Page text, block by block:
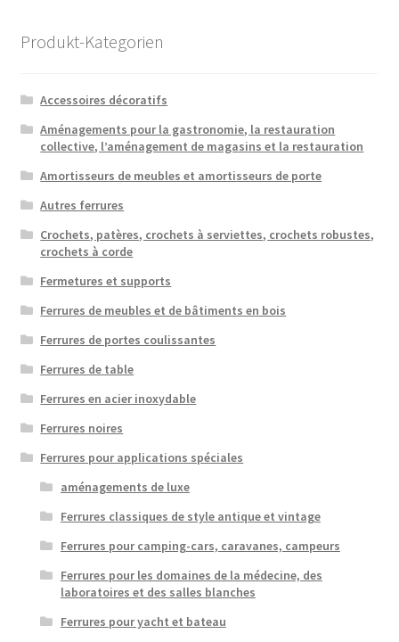
Produkt-Kategorien
Accessoires décoratifs
Aménagements pour la gastronomie, la restauration
collective, l’aménagement de magasins et la restauration
Amortisseurs de meubles et amortisseurs de porte
Autres ferrures
Crochets, patères, crochets à serviettes, crochets robustes,
crochets à corde
Fermetures et supports
Ferrures de meubles et de bâtiments en bois
Ferrures de portes coulissantes
Ferrures de table
Ferrures en acier inoxydable
Ferrures noires
Ferrures pour applications spéciales
aménagements de luxe
Ferrures classiques de style antique et vintage
Ferrures pour camping-cars, caravanes, campeurs
Ferrures pour les domaines de la médecine, des
laboratoires et des salles blanches
Ferrures pour yacht et bateau